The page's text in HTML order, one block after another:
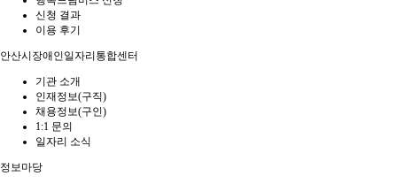
신청 결과
이용 후기
안산시장애인일자리통합센터
기관 소개
인재정보(구직)
채용정보(구인)
1:1 문의
일자리 소식
정보마당